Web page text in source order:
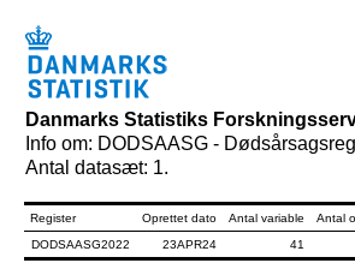
Danmarks Statistiks
Info om: DODSAASG -
Antal datasæt: 1.
Register Oprettet dato Antal variable Antal
DODSAASG2022
23APR24 41